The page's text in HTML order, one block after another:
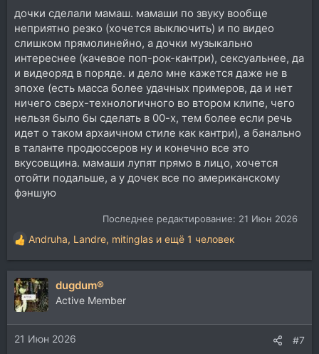
дочки сделали мамаш. мамаши по звуку вообще
неприятно резко (хочется выключить) и по видео
слишком прямолинейно, а дочки музыкально
интереснее (качевое поп-рок-кантри), сексуальнее, да
и видеоряд в поряде. и дело мне кажется даже не в
эпохе (есть масса более удачных примеров, да и нет
ничего сверх-технологичного во втором клипе, чего
нельзя было бы сделать в 00-х, тем более если речь
идет о таком архаичном стиле как кантри), а банально
в таланте продюссеров ну и конечно все это
вкусовщина. мамаши лупят прямо в лицо, хочется
отойти подальше, а у дочек все по американскому
фэншую
Последнее редактирование: 21 Июн 2026
Р
е
а
к
ц
и
и
:
Andruha, Landre, mitinglas и ещё 1 человек
dugdum®
Active Member
21 Июн 2026 #7